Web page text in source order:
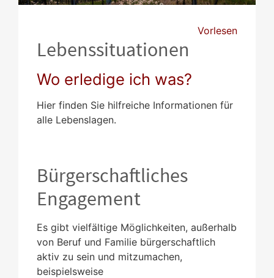
Vorlesen
Lebenssituationen
Wo erledige ich was?
Hier finden Sie hilfreiche Informationen für
alle Lebenslagen.
Bürgerschaftliches
Engagement
Es gibt vielfältige Möglichkeiten, außerhalb
von Beruf und Familie bürgerschaftlich
aktiv zu sein und mitzumachen,
beispielsweise